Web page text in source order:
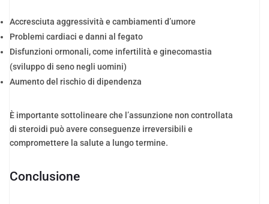
Accresciuta aggressività e cambiamenti d’umore
Problemi cardiaci e danni al fegato
Disfunzioni ormonali, come infertilità e ginecomastia
(sviluppo di seno negli uomini)
Aumento del rischio di dipendenza
È importante sottolineare che l’assunzione non controllata
di steroidi può avere conseguenze irreversibili e
compromettere la salute a lungo termine.
Conclusione